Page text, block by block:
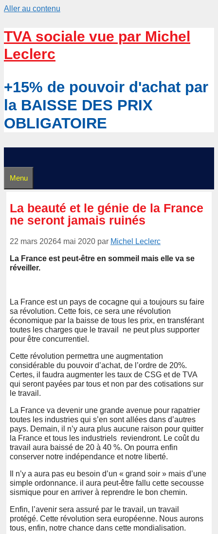
Aller au contenu
TVA sociale vue par Michel
Leclerc
+15% de pouvoir d'achat par
la BAISSE DES PRIX
OBLIGATOIRE
Menu
La beauté et le génie de la France
ne seront jamais ruinés
22 mars 20264 mai 2020 par Michel Leclerc
La France est peut-être en sommeil mais elle va se
réveiller.
La France est un pays de cocagne qui a toujours su faire
sa révolution. Cette fois, ce sera une révolution
économique par la baisse de tous les prix, en transférant
toutes les charges que le travail ne peut plus supporter
pour être concurrentiel.
Cette révolution permettra une augmentation
considérable du pouvoir d’achat, de l’ordre de 20%.
Certes, il faudra augmenter les taux de CSG et de TVA
qui seront payées par tous et non par des cotisations sur
le travail.
La France va devenir une grande avenue pour rapatrier
toutes les industries qui s’en sont allées dans d’autres
pays. Demain, il n’y aura plus aucune raison pour quitter
la France et tous les industriels reviendront. Le coût du
travail aura baissé de 20 à 40 %. On pourra enfin
conserver notre indépendance et notre liberté.
Il n’y a aura pas eu besoin d’un « grand soir » mais d’une
simple ordonnance. il aura peut-être fallu cette secousse
sismique pour en arriver à reprendre le bon chemin.
Enfin, l’avenir sera assuré par le travail, un travail
protégé. Cette révolution sera européenne. Nous aurons
tous, enfin, notre chance dans cette mondialisation.